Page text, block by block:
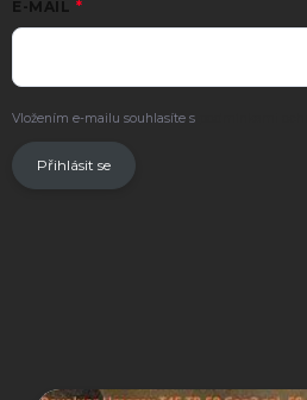
E-MAIL
Vložením e-mailu souhlasíte s
Přihlásit se